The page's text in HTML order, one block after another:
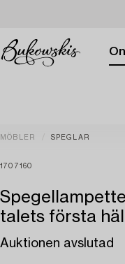
MÖBLER SPEGLAR
1707160
talets första
Auktionen avslutad